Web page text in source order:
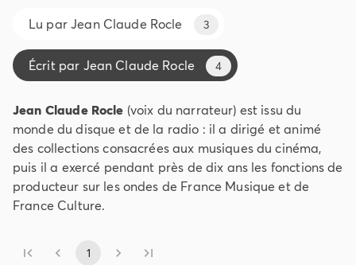
Lu parJean Claude Rocle 3
Écrit par Jean Claude Rocle 4
Jean Claude Rocle (voix du narrateur) est issu du
monde du disque et de la radio : il a dirigé et animé
des collections consacrées aux musiques du cinéma,
puis il a exercé pendant près de dix ans les fonctions de
producteur sur les ondes de France Musique et de
France Culture.
1